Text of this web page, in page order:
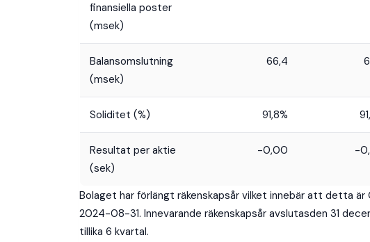
finansiella poster
(msek)
Balansomslutning
(msek)
66,4
Soliditet (%) 91,8%
Resultat per aktie
(sek)
-0,00 -
Bolaget har förlängt räkenskapsår vilket innebär att detta
2024-08-31. Innevarande räkenskapsår avslutasden 31
tillika 6 kvartal.